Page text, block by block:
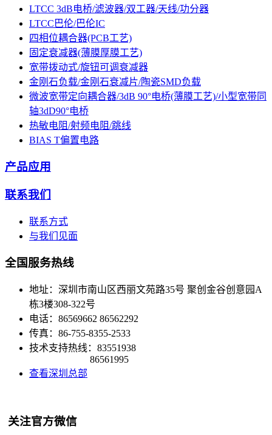
LTCC 3dB电桥/滤波器/双工器/天线/功分器
LTCC巴伦/巴伦IC
四相位耦合器(PCB工艺)
固定衰减器(薄膜厚膜工艺)
宽带拨动式/旋钮可调衰减器
金刚石负载/金刚石衰减片/陶瓷SMD负载
微波宽带定向耦合器/3dB 90°电桥(薄膜工艺)/小型宽带同
轴3dD90°电桥
热敏电阻/射频电阻/跳线
BIAS T偏置电路
产品应用
联系我们
联系方式
与我们见面
全国服务热线
地址：深圳市南山区西丽文苑路35号 聚创金谷创意园A
栋3楼308-322号
电话：86569662 86562292
传真：86-755-8355-2533
技术支持热线：83551938
86561995
查看深圳总部
关注官方微信